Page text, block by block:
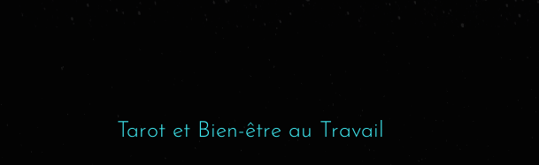
Tarot et Bien-être au Travail